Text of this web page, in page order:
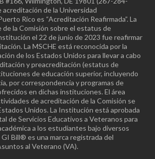
acreditación de la Universidad
Rico es “Acreditación Reafirmada”. La
de la Comisión sobre el estatus de
el 22 de junio de 2023 fue reafirmar
La MSCHE está reconocida por la
de los Estados Unidos para llevar a cabo
y preacreditación (estatus de
de educación superior, incluyendo
por correspondencia y programas de
en dichas instituciones. El área
de acreditación de la Comisión se
Unidos. La Institución está aprobada
de Servicios Educativos a Veteranos para
a los estudiantes bajo diversos
Bill® es una marca registrada del
al Veterano (VA).